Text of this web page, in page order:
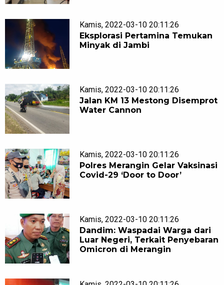
Kamis, 2022-03-10 20:11:26
Eksplorasi Pertamina Temukan
Minyak di Jambi
Kamis, 2022-03-10 20:11:26
Jalan KM 13 Mestong Disemprot
Water Cannon
Kamis, 2022-03-10 20:11:26
Polres Merangin Gelar Vaksinasi
Covid-29 ‘Door to Door’
Kamis, 2022-03-10 20:11:26
Dandim: Waspadai Warga dari
Luar Negeri, Terkait Penyebaran
Omicron di Merangin